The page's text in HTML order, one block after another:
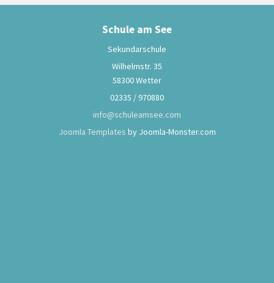
Schule am See
Sekundarschule
Wilhelmstr. 35
58300 Wetter
02335 / 970880
info@schuleamsee.com
Joomla Templates by Joomla-Monster.com